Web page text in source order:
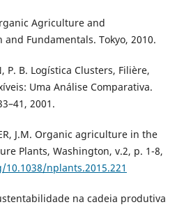
Agriculture and
Fundamentals. Tokyo, 2010.
P. B. Logística Clusters, Filière,
Uma Análise Comparativa.
2001.
J.M. Organic agriculture in the
Plants, Washington, v.2, p. 1-8,
nplants.2015.221
na cadeia produtiva